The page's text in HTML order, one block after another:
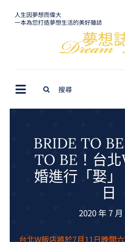
人生因夢想而偉大
一本為您打造夢想生活的美好雜誌
Toggle
Navigation
BRIDE TO
TO BE！台
婚進行「娶
日
2020 年 7 月
台北W飯店將於7月11日晚間